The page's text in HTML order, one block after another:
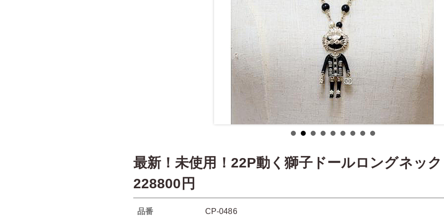
最新！未使用！22P動く獅子ドールロングネッ
228800円
品番 CP-0486